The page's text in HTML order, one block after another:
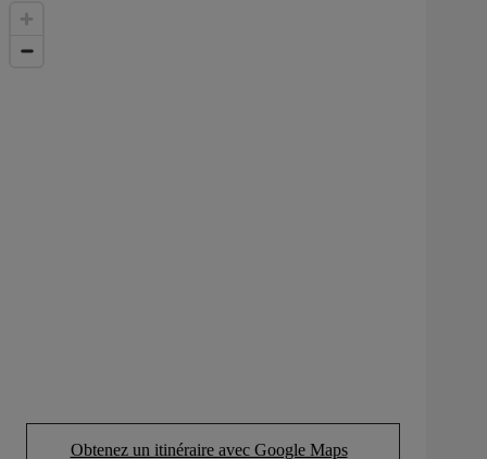
Obtenez un itinéraire avec Google Maps